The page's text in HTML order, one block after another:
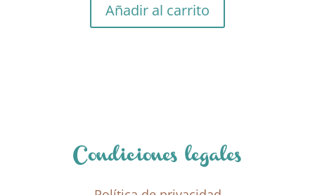
Añadir al carrito
Condiciones legales